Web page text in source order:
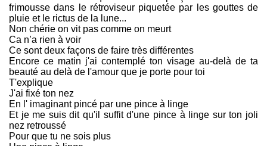
frimousse dans le rétroviseur piquetée par les gouttes de
pluie et le rictus de la lune...
Non chérie on vit pas comme on meurt
Ca n’a rien à voir
Ce sont deux façons de faire très différentes
Encore ce matin j'ai contemplé ton visage au-delà de ta
beauté au delà de l'amour que je porte pour toi
T'explique
J'ai fixé ton nez
En l' imaginant pincé par une pince à linge
Et je me suis dit qu'il suffit d'une pince à linge sur ton joli
nez retroussé
Pour que tu ne sois plus